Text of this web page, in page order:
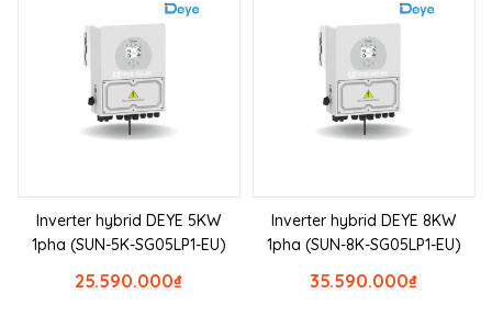
Inverter hybrid DEYE 5KW
1pha (SUN-5K-SG05LP1-EU)
₫
25.590.000
Inverter hybrid DEYE 8KW
1pha (SUN-8K-SG05LP1-EU)
₫
35.590.000